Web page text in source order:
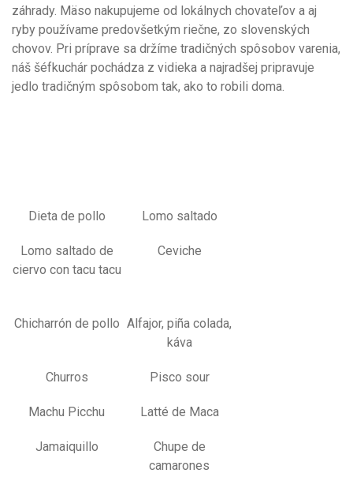
záhrady. Mäso nakupujeme od lokálnych chovateľov a aj
ryby používame predovšetkým riečne, zo slovenských
chovov. Pri príprave sa držíme tradičných spôsobov varenia,
náš šéfkuchár pochádza z vidieka a najradšej pripravuje
jedlo tradičným spôsobom tak, ako to robili doma.
Dieta de pollo Lomo saltado
Lomo saltado de
ciervo con tacu tacu
Ceviche
Chicharrón de pollo Alfajor, piña colada,
káva
Churros Pisco sour
Machu Picchu Latté de Maca
Jamaiquillo
Chupe de
camarones